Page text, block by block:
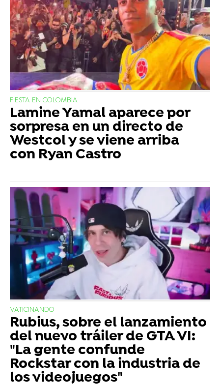
FIESTA EN COLOMBIA
Lamine Yamal aparece por
sorpresa en un directo de
Westcol y se viene arriba
con Ryan Castro
VATICINANDO
Rubius, sobre el lanzamiento
del nuevo tráiler de GTA VI:
"La gente confunde
Rockstar con la industria de
los videojuegos"